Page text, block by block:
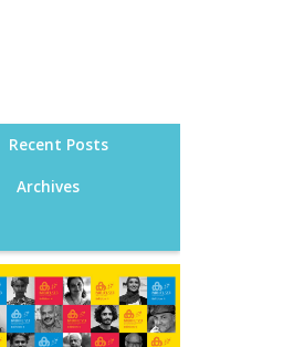
Recent Posts
Archives